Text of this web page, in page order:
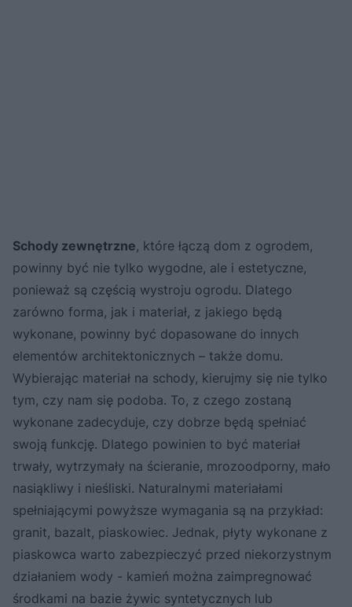
Schody zewnętrzne, które łączą dom z ogrodem,
powinny być nie tylko wygodne, ale i estetyczne,
ponieważ są częścią wystroju ogrodu. Dlatego
zarówno forma, jak i materiał, z jakiego będą
wykonane, powinny być dopasowane do innych
elementów architektonicznych – także domu.
Wybierając materiał na schody, kierujmy się nie tylko
tym, czy nam się podoba. To, z czego zostaną
wykonane zadecyduje, czy dobrze będą spełniać
swoją funkcję. Dlatego powinien to być materiał
trwały, wytrzymały na ścieranie, mrozoodporny, mało
nasiąkliwy i nieśliski. Naturalnymi materiałami
spełniającymi powyższe wymagania są na przykład:
granit, bazalt, piaskowiec. Jednak, płyty wykonane z
piaskowca warto zabezpieczyć przed niekorzystnym
działaniem wody - kamień można zaimpregnować
środkami na bazie żywic syntetycznych lub